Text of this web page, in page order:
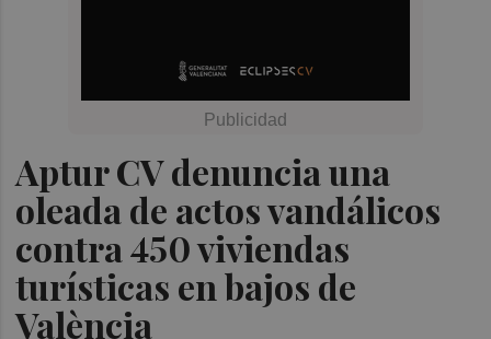
Aptur CV denuncia una
oleada de actos vandálicos
contra 450 viviendas
turísticas en bajos de
València